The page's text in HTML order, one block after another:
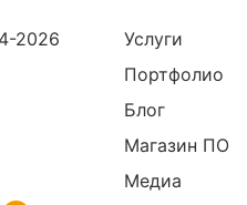
2026
Услуги
Портфолио
Блог
Магазин ПО
Медиа